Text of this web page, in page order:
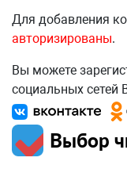
Для добавления
авторизированы.
Вы можете
социальных сетей
Выбор